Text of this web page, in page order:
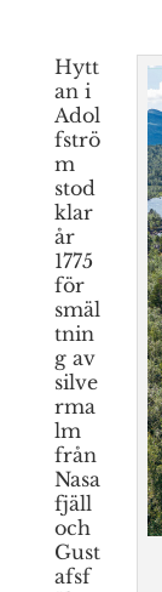
Hytt
an i
Adol
fströ
m
stod
klar
år
1775
för
smäl
tnin
g av
silve
rma
lm
från
Nasa
fjäll
och
Gust
afsf